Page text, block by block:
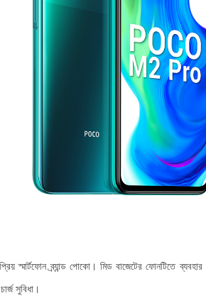
স্মার্টফোন ব্র্যান্ড পোকো। মিড বাজেটের ফোনটিতে ব্যবহার
সুবিধা।